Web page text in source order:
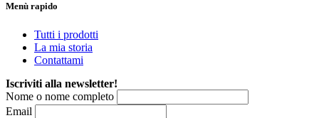
Menù rapido
Tutti i prodotti
La mia storia
Contattami
Iscriviti alla newsletter!
Nome o nome completo
Email